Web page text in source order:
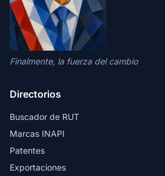
Finalmente, la fuerza del cambio
Directorios
Buscador de RUT
Marcas INAPI
Patentes
Exportaciones